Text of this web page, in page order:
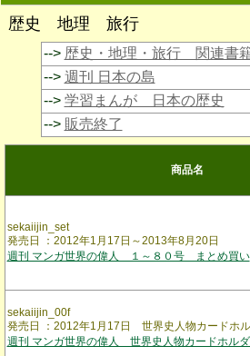
歴史 地理 旅行
--> 歴史・地理・旅行 関連書
--> 週刊 日本の島
--> 学習まんが 日本の歴史
--> 販売終了
商品名
sekaiijin_set
発売日 ：2012年1月17日～2013年8月20日
週刊 マンガ世界の偉人 １～８０号 まとめ買い
sekaiijin_00f
発売日 ：2012年1月17日 世界史人物カードホ
週刊 マンガ世界の偉人 世界史人物カードホル